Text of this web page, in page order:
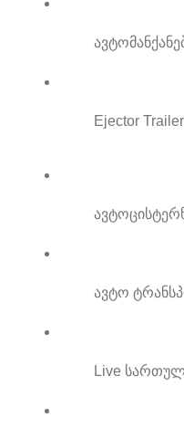
Ejector
ავტო
Live